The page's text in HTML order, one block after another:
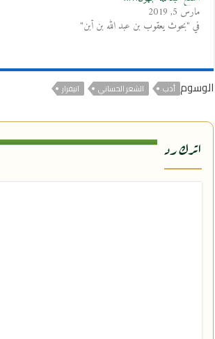
مارس 5, 2019
في "بحوث يعقوب بن عبد الله بن أبن"
الوسوم أدب الشعر الحساني انيفرار
اترك رد